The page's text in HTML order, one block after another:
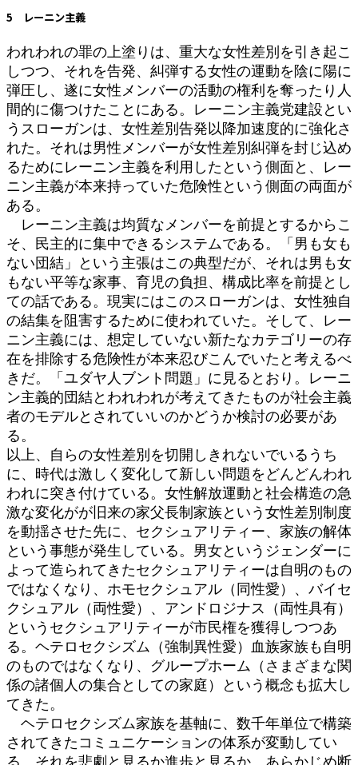
5 レーニン主義
われわれの罪の上塗りは、重大な女性差別を引き起こ
しつつ、それを告発、糾弾する女性の運動を陰に陽に
弾圧し、遂に女性メンバーの活動の権利を奪ったり人
間的に傷つけたことにある。レーニン主義党建設とい
うスローガンは、女性差別告発以降加速度的に強化さ
れた。それは男性メンバーが女性差別糾弾を封じ込め
るためにレーニン主義を利用したという側面と、レー
ニン主義が本来持っていた危険性という側面の両面が
ある。
レーニン主義は均質なメンバーを前提とするからこ
そ、民主的に集中できるシステムである。「男も女も
ない団結」という主張はこの典型だが、それは男も女
もない平等な家事、育児の負担、構成比率を前提とし
ての話である。現実にはこのスローガンは、女性独自
の結集を阻害するために使われていた。そして、レー
ニン主義には、想定していない新たなカテゴリーの存
在を排除する危険性が本来忍びこんでいたと考えるべ
きだ。「ユダヤ人ブント問題」に見るとおり。レーニ
ン主義的団結とわれわれが考えてきたものが社会主義
者のモデルとされていいのかどうか検討の必要があ
る。
以上、自らの女性差別を切開しきれないでいるうち
に、時代は激しく変化して新しい問題をどんどんわれ
われに突き付けている。女性解放運動と社会構造の急
激な変化がが旧来の家父長制家族という女性差別制度
を動揺させた先に、セクシュアリティー、家族の解体
という事態が発生している。男女というジェンダーに
よって造られてきたセクシュアリティーは自明のもの
ではなくなり、ホモセクシュアル（同性愛）、バイセ
クシュアル（両性愛）、アンドロジナス（両性具有）
というセクシュアリティーが市民権を獲得しつつあ
る。ヘテロセクシズム（強制異性愛）血族家族も自明
のものではなくなり、グループホーム（さまざまな関
係の諸個人の集合としての家庭）という概念も拡大し
てきた。
ヘテロセクシズム家族を基軸に、数千年単位で構築
されてきたコミュニケーションの体系が変動してい